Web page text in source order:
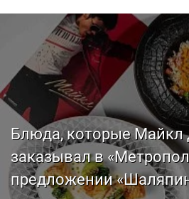
Блюда, которые Майкл
заказывал в
предложении